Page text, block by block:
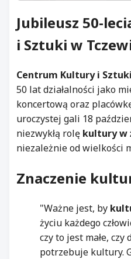
Jubileusz 50-
i Sztuki w
Centrum Kultury i Sztuki
50 lat działalności jako
koncertową oraz
uroczystej gali 18
niezwykłą rolę kultury w
niezależnie od wielkości
Znaczenie
"Ważne jest, by
życiu każdego
czy to jest małe, czy
potrzebuje kultury.